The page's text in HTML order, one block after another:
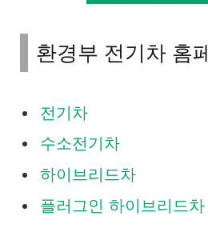
환경부 전기차 홈
전기차
수소전기차
하이브리드차
플러그인 하이브리드차